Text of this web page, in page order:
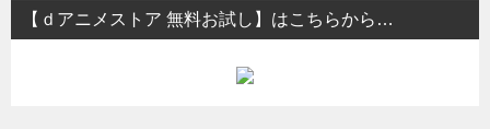
【ｄアニメストア 無料お試し】はこちらから…